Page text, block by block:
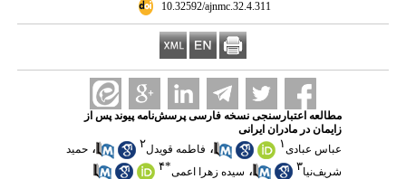
‎ 10.32592/ajnmc.32.4.311
مطالعه اعتبارسنجی نسخه فارسی پرسش‌نامه پیوند پس از
زایمان در مادران ایرانی
عباس عبادی۱ ، فاطمه قویدل۲ ، حمید
شریف‌نیا۳ ، سیده زهرا اعمی*۴